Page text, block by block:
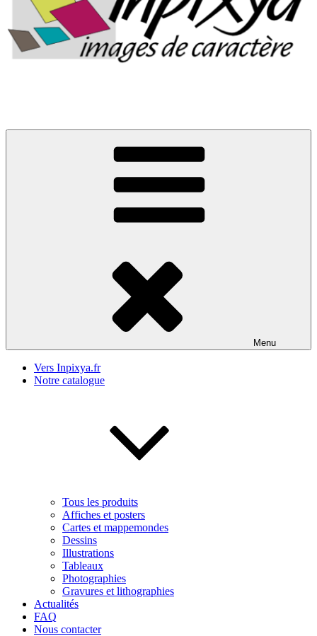
Menu
Vers Inpixya.fr
Notre catalogue
Tous les produits
Affiches et posters
Cartes et mappemondes
Dessins
Illustrations
Tableaux
Photographies
Gravures et lithographies
Actualités
FAQ
Nous contacter